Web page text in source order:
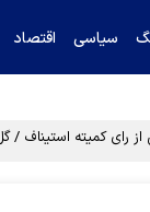
سیاسی اقتصاد
رای کمیته استیناف /